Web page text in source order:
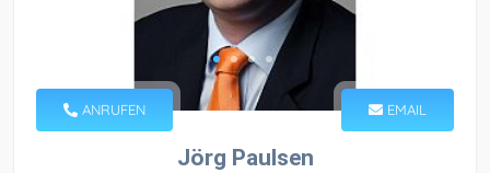
ANRUFEN EMAIL
Jörg Paulsen